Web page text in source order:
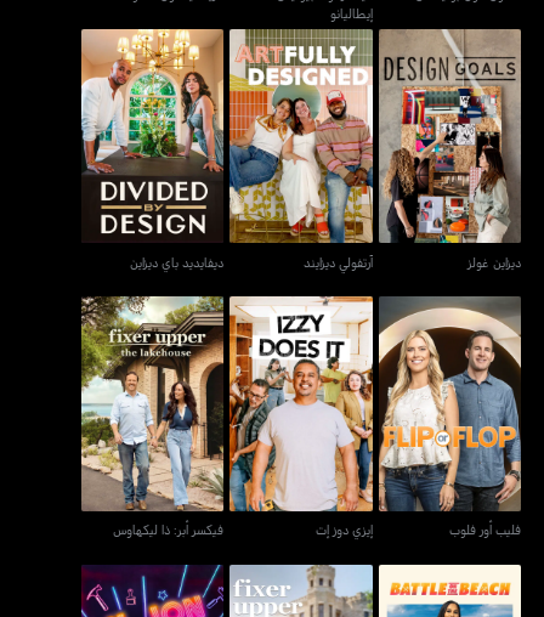
إيطاليانو
ديزاين غولز
ديزاين غولز
آرتفولي ديزايند
آرتفولي ديزايند
ديفايديد باي ديزاين
ديفايديد باي ديزاين
فليب أور فلوب
فليب أور فلوب
إيزي دوز إت
إيزي دوز إت
فيكسر أبر: ذا ليكهاوس
فيكسر أبر: ذا ليكهاوس